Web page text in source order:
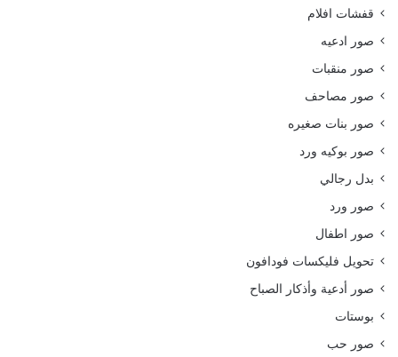
قفشات افلام
صور ادعيه
صور منقبات
صور مصاحف
صور بنات صغيره
صور بوكيه ورد
بدل رجالي
صور ورد
صور اطفال
تحويل فليكسات فودافون
صور أدعية وأذكار الصباح
بوستات
صور حب